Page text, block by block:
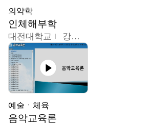
의약학
인체해부학
대전대학교 강지혁
예술ㆍ체육
음악교육론